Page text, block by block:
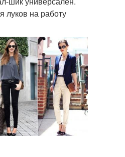
луков на работу